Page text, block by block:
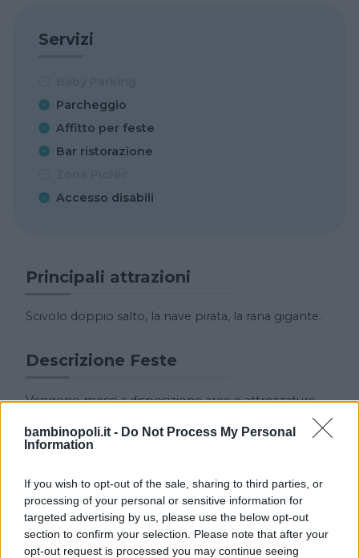
bambinopoli.it - Do Not Process My Personal
Information
If you wish to opt-out of the sale, sharing to third parties, or
processing of your personal or sensitive information for
targeted advertising by us, please use the below opt-out
section to confirm your selection. Please note that after your
opt-out request is processed you may continue seeing
Servizi
Parcheggio
Affitto per feste
Bar ristorazione
Accesso disabili
Principali attrazioni
Scivolo doppio salto, la nave pirata, la rana gigante.
Descrizione Feste
Vengono messi a disposizione aree e attrezzature
Autostrada uscita Roma Nord, Raccordo Anulare
uscita 26 dir.Latina